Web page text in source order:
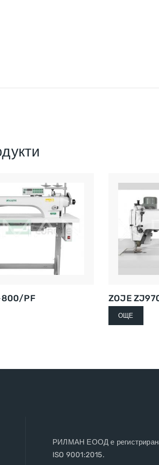
800/PF ZOJE
ОЩЕ
РИЛМАН ЕООД е
ISO 9001:2015.